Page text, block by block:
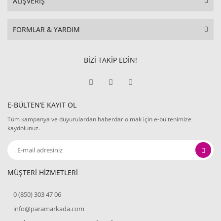
FORMLAR & YARDIM
BİZİ TAKİP EDİN!
E-BÜLTEN’E KAYIT OL
Tüm kampanya ve duyurulardan haberdar olmak için e-bültenimize
kaydolunuz.
MÜŞTERİ HİZMETLERİ
0 (850) 303 47 06
info@paramarkada.com